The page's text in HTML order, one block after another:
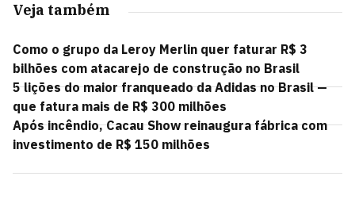
Veja também
Como o grupo da Leroy Merlin quer faturar R$ 3
bilhões com atacarejo de construção no Brasil
5 lições do maior franqueado da Adidas no Brasil —
que fatura mais de R$ 300 milhões
Após incêndio, Cacau Show reinaugura fábrica com
investimento de R$ 150 milhões